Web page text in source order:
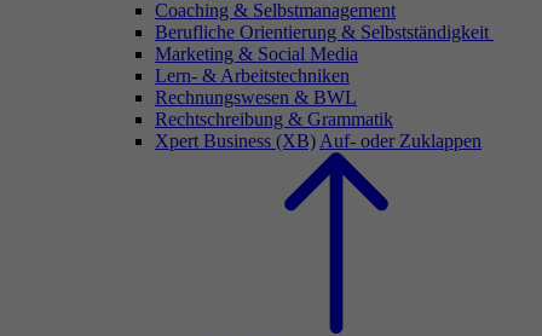
Coaching & Selbstmanagement
Berufliche Orientierung & Selbstständigkeit
Marketing & Social Media
Lern- & Arbeitstechniken
Rechnungswesen & BWL
Rechtschreibung & Grammatik
Xpert Business (XB) Auf- oder Zuklappen